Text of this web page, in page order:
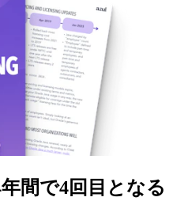
間で4回目となる